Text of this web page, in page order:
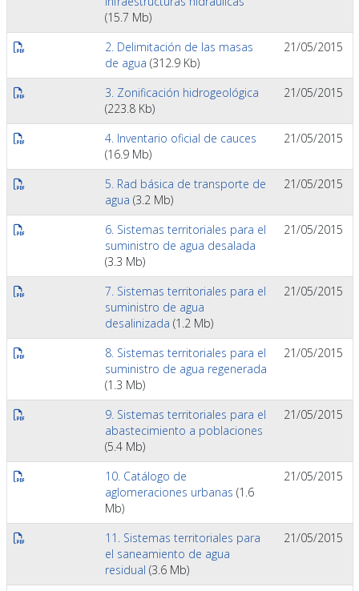
(15.7 Mb)
2. Delimitación de las masas
de agua (312.9 Kb)
21/05/2015
3. Zonificación hidrogeológica
(223.8 Kb)
21/05/2015
4. Inventario oficial de cauces
(16.9 Mb)
21/05/2015
5. Rad básica de transporte de
agua (3.2 Mb)
21/05/2015
6. Sistemas territoriales para el
suministro de agua desalada
(3.3 Mb)
21/05/2015
7. Sistemas territoriales para el
suministro de agua
desalinizada (1.2 Mb)
21/05/2015
8. Sistemas territoriales para el
suministro de agua regenerada
(1.3 Mb)
21/05/2015
9. Sistemas territoriales para el
abastecimiento a poblaciones
(5.4 Mb)
21/05/2015
10. Catálogo de
aglomeraciones urbanas (1.6
Mb)
21/05/2015
11. Sistemas territoriales para
el saneamiento de agua
residual (3.6 Mb)
21/05/2015